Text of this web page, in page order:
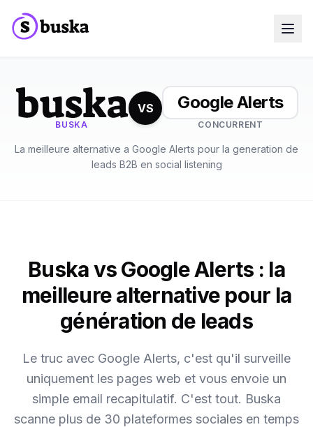
Agences Marketing
Équipes Sales
Équipes Growth
Blog
BUSKA
VS Google Alerts
CONCURRENT
La meilleure alternative a Google Alerts pour la generation de
leads B2B en social listening
Buska vs Google Alerts : la
meilleure alternative pour la
génération de leads
Le truc avec Google Alerts, c'est qu'il surveille
uniquement les pages web et vous envoie un
simple email recapitulatif. C'est tout. Buska
scanne plus de 30 plateformes sociales en temps